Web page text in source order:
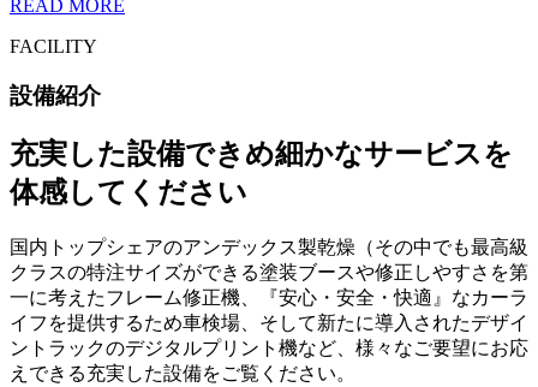
READ MORE
FACILITY
設備紹介
充実した設備できめ細かなサービスを
体感してください
国内トップシェアのアンデックス製乾燥（その中でも最高級
クラスの特注サイズができる塗装ブースや修正しやすさを第
一に考えたフレーム修正機、『安心・安全・快適』なカーラ
イフを提供するため車検場、そして新たに導入されたデザイ
ントラックのデジタルプリント機など、様々なご要望にお応
えできる充実した設備をご覧ください。